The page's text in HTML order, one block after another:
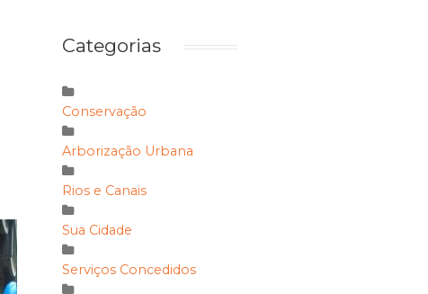
Categorias
Conservação
Arborização Urbana
Rios e Canais
Sua Cidade
Serviços Concedidos